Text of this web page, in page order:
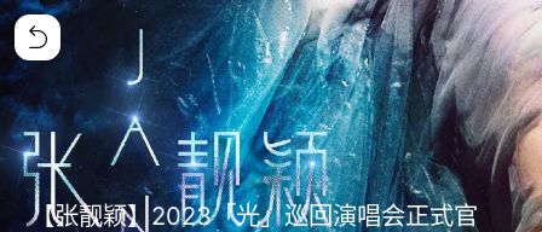
【张靓颖】2023「光」巡回演唱会正式官